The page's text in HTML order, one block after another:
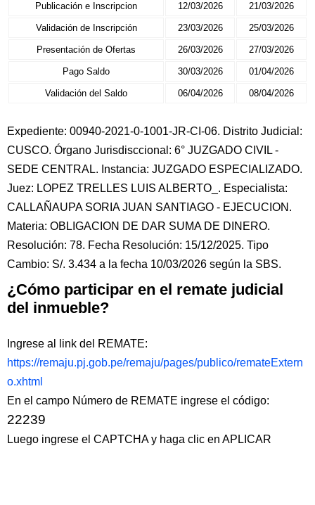
Publicación e Inscripcion
12/03/2026 21/03/2026
Validación de Inscripción 23/03/2026 25/03/2026
Presentación de Ofertas 26/03/2026 27/03/2026
Pago Saldo 30/03/2026 01/04/2026
Validación del Saldo 06/04/2026 08/04/2026
Expediente: 00940-2021-0-1001-JR-CI-06. Distrito Judicial:
CUSCO. Órgano Jurisdisccional: 6° JUZGADO CIVIL -
SEDE CENTRAL. Instancia: JUZGADO ESPECIALIZADO.
Juez: LOPEZ TRELLES LUIS ALBERTO_. Especialista:
CALLAÑAUPA SORIA JUAN SANTIAGO - EJECUCION.
Materia: OBLIGACION DE DAR SUMA DE DINERO.
Resolución: 78. Fecha Resolución: 15/12/2025. Tipo
Cambio: S/. 3.434 a la fecha 10/03/2026 según la SBS.
¿Cómo participar en el remate judicial
del inmueble?
Ingrese al link del REMATE:
https://remaju.pj.gob.pe/remaju/pages/publico/remateExtern
o.xhtml
En el campo Número de REMATE ingrese el código:
22239
Luego ingrese el CAPTCHA y haga clic en APLICAR